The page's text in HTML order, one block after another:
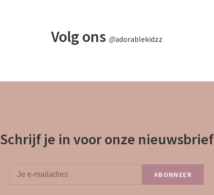
Volg ons @adorablekidzz
Schrijf je in voor onze nieuwsbrief
ABONNEER